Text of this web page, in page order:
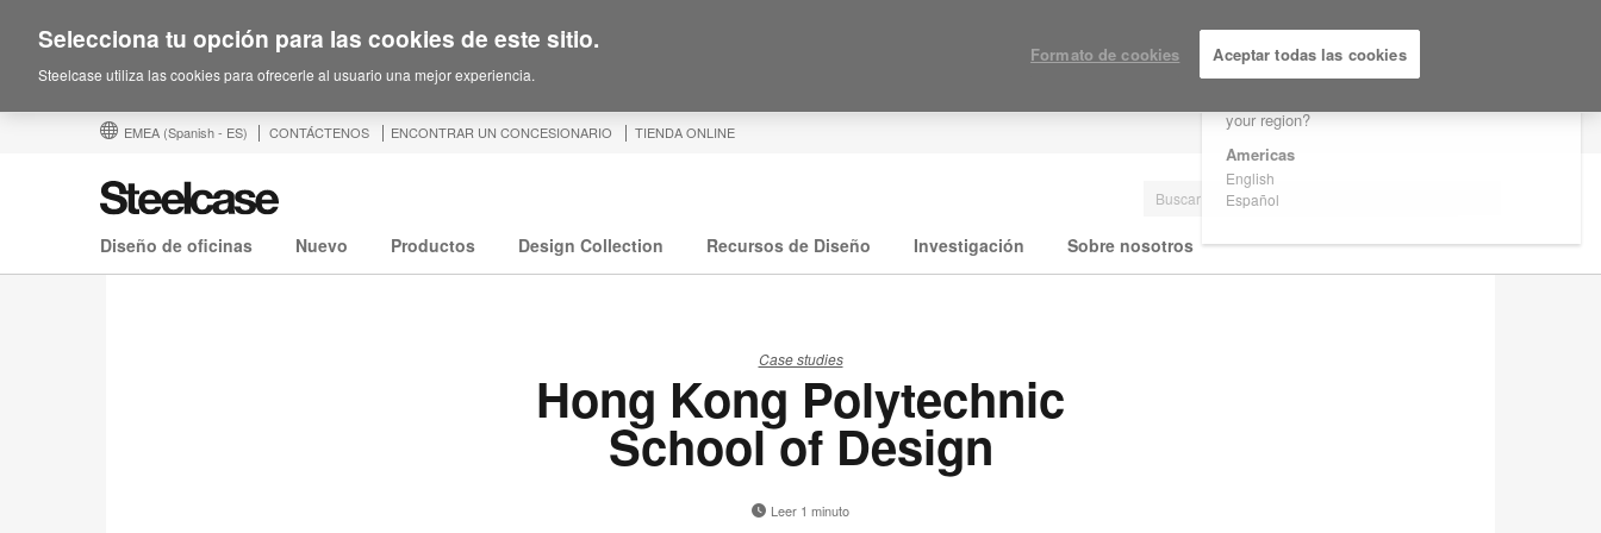
Are you in United States?
your region?
Americas
English
Español
EMEA (Spanish - ES) CONTÁCTENOS ENCONTRAR UN CONCESIONARIO TIENDA ONLINE
Diseño de oficinas Nuevo Productos Design Collection Recursos de Diseño Investigación Sobre nosotros
Case studies
Hong Kong Polytechnic
School of Design
Leer 1 minuto
Selecciona tu opción para las cookies de este sitio.
Steelcase utiliza las cookies para ofrecerle al usuario una mejor experiencia.
Formato de cookies Aceptar todas las cookies